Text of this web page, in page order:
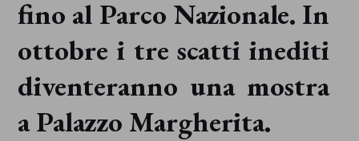
fino al Parco Nazionale. In
ottobre i tre scatti inediti
diventeranno una mostra
a Palazzo Margherita.